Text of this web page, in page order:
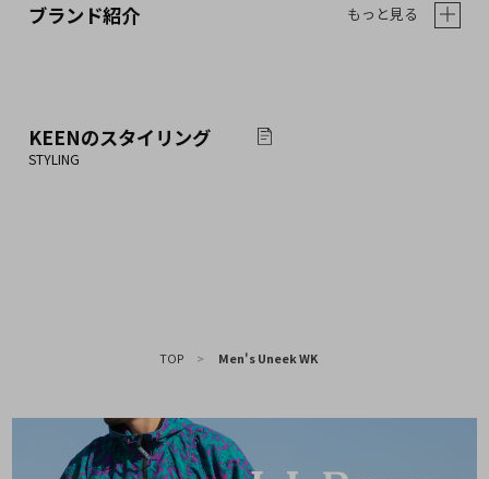
ブランド紹介 もっと見る
KEENのスタイリング
TOP > Men's Uneek WK